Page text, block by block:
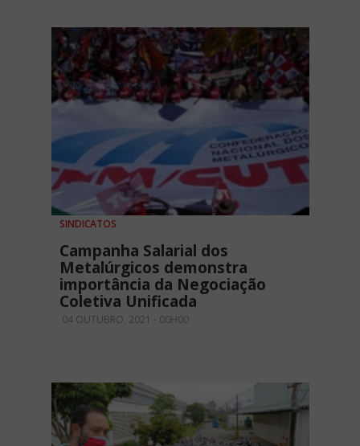
SINDICATOS
Campanha Salarial dos
Metalúrgicos demonstra
importância da Negociação
Coletiva Unificada
04 OUTUBRO, 2021 - 00H00